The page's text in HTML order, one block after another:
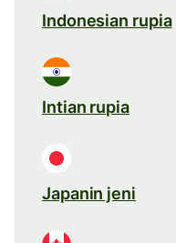
Indonesian rupia
Intian rupia
Japanin jeni